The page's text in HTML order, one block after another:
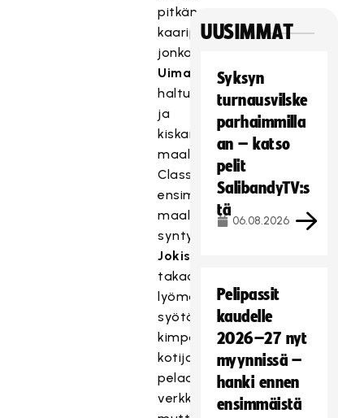
pitkän
kaaripallon,
jonka
Uimarihuhtaotti
haltuun
ja
kiskaisi
maaliin.
Classicin
ensimmäinen
maali
syntyi
Jokisen
takaa
lyömän
syötön
kimpoiltua
kotijoukkueen
pelaajista
verkkoon,
UUSIMMAT
Syksyn
turnausvilske
parhaimmilla
an – katso
pelit
SalibandyTV:s
tä
06.08.2026
Pelipassit
kaudelle
2026–27 nyt
myynnissä –
hanki ennen
ensimmäistä